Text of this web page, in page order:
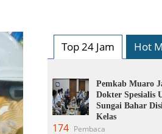
Top 24 Jam Hot
Pemkab Muaro
Dokter Spesialis
Sungai Bahar
Kelas
174 Pembaca